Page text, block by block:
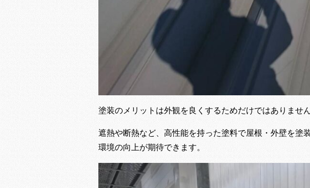
塗装のメリットは外観を良くするためだけではありません
遮熱や断熱など、高性能を持った塗料で屋根・外壁を塗
環境の向上が期待できます。